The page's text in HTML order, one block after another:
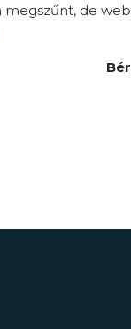
de